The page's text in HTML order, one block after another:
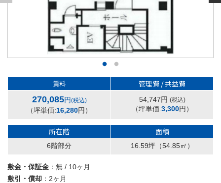
賃料
管理費 / 共益費
270,085円(税込)
（坪単価:16,280円）
54,747円 (税込)
（坪単価:3,300円）
所在階 面積
6階部分 16.59坪（54.85㎡）
敷金・保証金 ：無 / 10ヶ月
敷引・償却 ：2ヶ月